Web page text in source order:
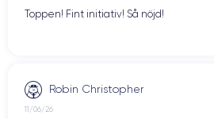
Toppen! Fint initiativ! Så nöjd!
Robin Christopher
11/06/26